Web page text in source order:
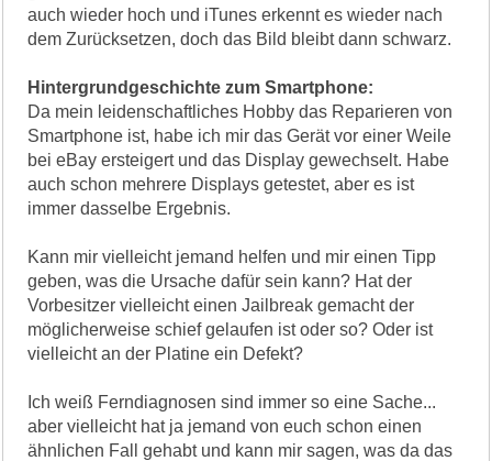
auch wieder hoch und iTunes erkennt es wieder nach
dem Zurücksetzen, doch das Bild bleibt dann schwarz.
Hintergrundgeschichte zum Smartphone:
Da mein leidenschaftliches Hobby das Reparieren von
Smartphone ist, habe ich mir das Gerät vor einer Weile
bei eBay ersteigert und das Display gewechselt. Habe
auch schon mehrere Displays getestet, aber es ist
immer dasselbe Ergebnis.
Kann mir vielleicht jemand helfen und mir einen Tipp
geben, was die Ursache dafür sein kann? Hat der
Vorbesitzer vielleicht einen Jailbreak gemacht der
möglicherweise schief gelaufen ist oder so? Oder ist
vielleicht an der Platine ein Defekt?
Ich weiß Ferndiagnosen sind immer so eine Sache...
aber vielleicht hat ja jemand von euch schon einen
ähnlichen Fall gehabt und kann mir sagen, was da das